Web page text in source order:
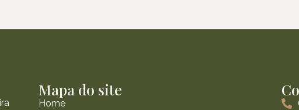
Mapa do site
Home